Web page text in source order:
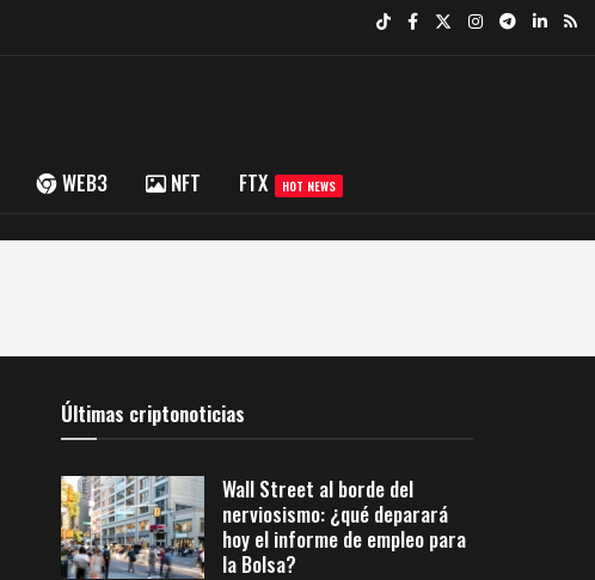
WEB3 NFT FTX HOT NEWS
Últimas criptonoticias
Wall Street al borde del
nerviosismo: ¿qué deparará
hoy el informe de empleo para
la Bolsa?